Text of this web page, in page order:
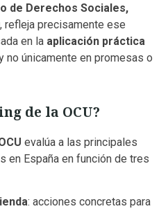
de Derechos Sociales,
, refleja precisamente ese
en la aplicación práctica
no únicamente en promesas o
de la OCU?
evalúa a las principales
en España en función de tres
: acciones concretas para